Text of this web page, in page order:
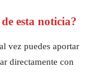
esta noticia?
vez puedes aportar
directamente con